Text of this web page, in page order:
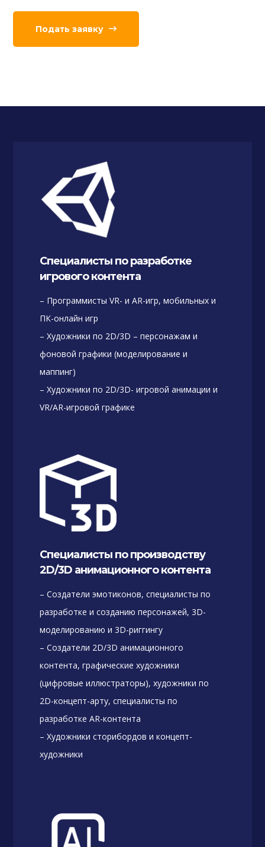
Подать заявку
Специалисты по разработке
игрового контента
– Программисты VR- и AR-игр, мобильных и
ПК-онлайн игр
– Художники по 2D/3D – персонажам и
фоновой графики (моделирование и
маппинг)
– Художники по 2D/3D- игровой анимации и
VR/AR-игровой графике
Специалисты по производству
2D/3D анимационного контента
– Создатели эмотиконов, специалисты по
разработке и созданию персонажей, 3D-
моделированию и 3D-риггингу
– Создатели 2D/3D анимационного
контента, графические художники
(цифровые иллюстраторы), художники по
2D-концепт-арту, специалисты по
разработке AR-контента
– Художники сторибордов и концепт-
художники